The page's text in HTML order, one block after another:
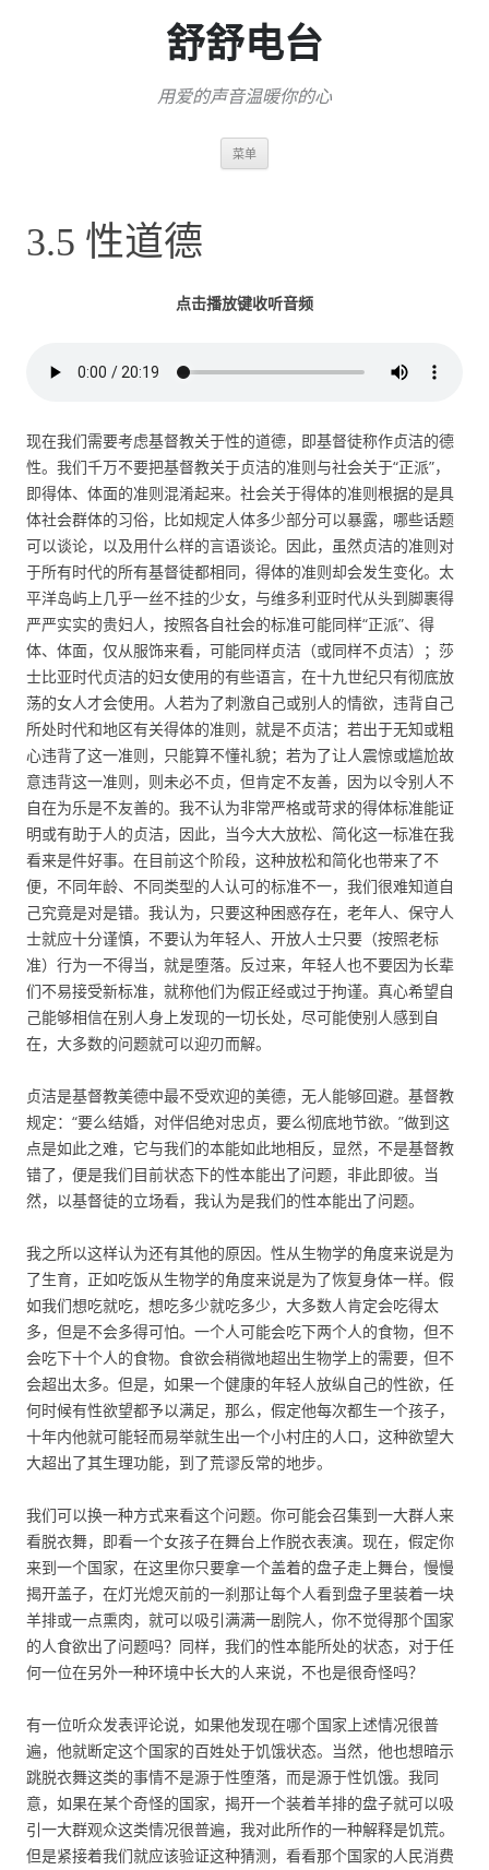
舒舒电台
用爱的声音温暖你的心
菜单
3.5 性道德
点击播放键收听音频
现在我们需要考虑基督教关于性的道德，即基督徒称作贞洁的德
性。我们千万不要把基督教关于贞洁的准则与社会关于“正派”，
即得体、体面的准则混淆起来。社会关于得体的准则根据的是具
体社会群体的习俗，比如规定人体多少部分可以暴露，哪些话题
可以谈论，以及用什么样的言语谈论。因此，虽然贞洁的准则对
于所有时代的所有基督徒都相同，得体的准则却会发生变化。太
平洋岛屿上几乎一丝不挂的少女，与维多利亚时代从头到脚裹得
严严实实的贵妇人，按照各自社会的标准可能同样“正派”、得
体、体面，仅从服饰来看，可能同样贞洁（或同样不贞洁）；莎
士比亚时代贞洁的妇女使用的有些语言，在十九世纪只有彻底放
荡的女人才会使用。人若为了刺激自己或别人的情欲，违背自己
所处时代和地区有关得体的准则，就是不贞洁；若出于无知或粗
心违背了这一准则，只能算不懂礼貌；若为了让人震惊或尴尬故
意违背这一准则，则未必不贞，但肯定不友善，因为以令别人不
自在为乐是不友善的。我不认为非常严格或苛求的得体标准能证
明或有助于人的贞洁，因此，当今大大放松、简化这一标准在我
看来是件好事。在目前这个阶段，这种放松和简化也带来了不
便，不同年龄、不同类型的人认可的标准不一，我们很难知道自
己究竟是对是错。我认为，只要这种困惑存在，老年人、保守人
士就应十分谨慎，不要认为年轻人、开放人士只要（按照老标
准）行为一不得当，就是堕落。反过来，年轻人也不要因为长辈
们不易接受新标准，就称他们为假正经或过于拘谨。真心希望自
己能够相信在别人身上发现的一切长处，尽可能使别人感到自
在，大多数的问题就可以迎刃而解。
贞洁是基督教美德中最不受欢迎的美德，无人能够回避。基督教
规定：“要么结婚，对伴侣绝对忠贞，要么彻底地节欲。”做到这
点是如此之难，它与我们的本能如此地相反，显然，不是基督教
错了，便是我们目前状态下的性本能出了问题，非此即彼。当
然，以基督徒的立场看，我认为是我们的性本能出了问题。
我之所以这样认为还有其他的原因。性从生物学的角度来说是为
了生育，正如吃饭从生物学的角度来说是为了恢复身体一样。假
如我们想吃就吃，想吃多少就吃多少，大多数人肯定会吃得太
多，但是不会多得可怕。一个人可能会吃下两个人的食物，但不
会吃下十个人的食物。食欲会稍微地超出生物学上的需要，但不
会超出太多。但是，如果一个健康的年轻人放纵自己的性欲，任
何时候有性欲望都予以满足，那么，假定他每次都生一个孩子，
十年内他就可能轻而易举就生出一个小村庄的人口，这种欲望大
大超出了其生理功能，到了荒谬反常的地步。
我们可以换一种方式来看这个问题。你可能会召集到一大群人来
看脱衣舞，即看一个女孩子在舞台上作脱衣表演。现在，假定你
来到一个国家，在这里你只要拿一个盖着的盘子走上舞台，慢慢
揭开盖子，在灯光熄灭前的一刹那让每个人看到盘子里装着一块
羊排或一点熏肉，就可以吸引满满一剧院人，你不觉得那个国家
的人食欲出了问题吗？同样，我们的性本能所处的状态，对于任
何一位在另外一种环境中长大的人来说，不也是很奇怪吗？
有一位听众发表评论说，如果他发现在哪个国家上述情况很普
遍，他就断定这个国家的百姓处于饥饿状态。当然，他也想暗示
跳脱衣舞这类的事情不是源于性堕落，而是源于性饥饿。我同
意，如果在某个奇怪的国家，揭开一个装着羊排的盘子就可以吸
引一大群观众这类情况很普遍，我对此所作的一种解释是饥荒。
但是紧接着我们就应该验证这种猜测，看看那个国家的人民消费